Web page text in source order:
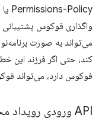
Permissions-Policy یا ویژگی
واگذاری فوکوس
کند، حتی اگر فرزند این
فوکوس دارد، می‌تواند
API ورودی رویداد محور گیم‌پد